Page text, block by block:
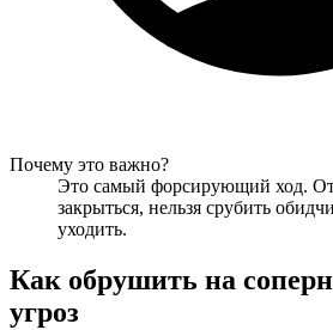
Почему это важно?
Это самый форсирующий ход. От
закрыться, нельзя срубить
уходить.
Как обрушить на
угроз